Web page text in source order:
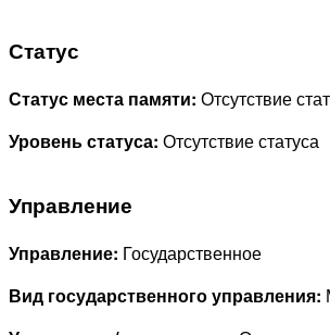
Статус
Статус места памяти: Отсутствие
Уровень статуса: Отсутствие статуса
Управление
Управление: Государственное
Вид государственного управления: